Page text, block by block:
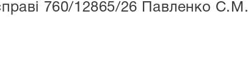
760/12865/26 Павленко С.М.